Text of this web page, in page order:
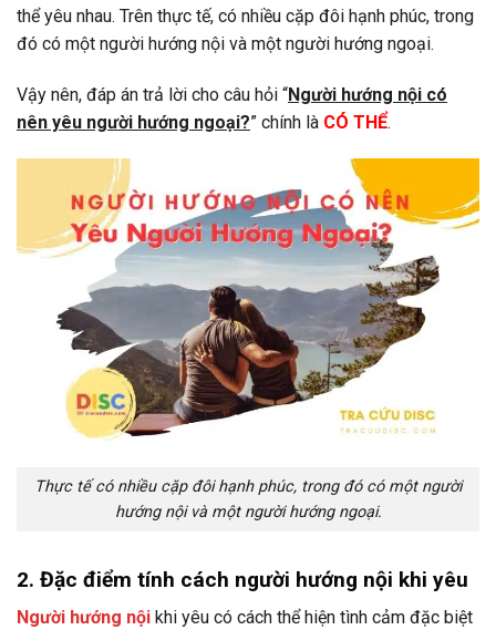
thể yêu nhau. Trên thực tế, có nhiều cặp đôi hạnh phúc, trong
đó có một người hướng nội và một người hướng ngoại.
Vậy nên, đáp án trả lời cho câu hỏi “Người hướng nội có
nên yêu người hướng ngoại?” chính là CÓ THỂ.
Thực tế có nhiều cặp đôi hạnh phúc, trong đó có một người
hướng nội và một người hướng ngoại.
2. Đặc điểm tính cách người hướng nội khi yêu
Người hướng nội khi yêu có cách thể hiện tình cảm đặc biệt